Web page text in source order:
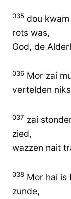
035 dou
rots was,
God, de
036 Mor zai
vertelden
037 zai
zied,
wazzen nait
038 Mor hai is
zunde,